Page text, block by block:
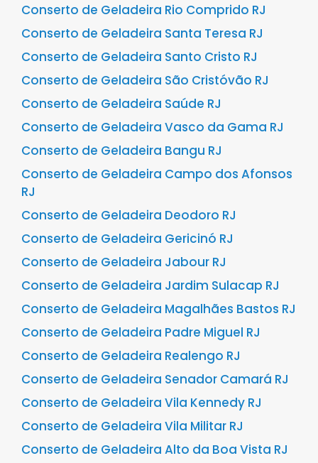
Conserto de Geladeira Rio Comprido RJ
Conserto de Geladeira Santa Teresa RJ
Conserto de Geladeira Santo Cristo RJ
Conserto de Geladeira São Cristóvão RJ
Conserto de Geladeira Saúde RJ
Conserto de Geladeira Vasco da Gama RJ
Conserto de Geladeira Bangu RJ
Conserto de Geladeira Campo dos Afonsos
RJ
Conserto de Geladeira Deodoro RJ
Conserto de Geladeira Gericinó RJ
Conserto de Geladeira Jabour RJ
Conserto de Geladeira Jardim Sulacap RJ
Conserto de Geladeira Magalhães Bastos RJ
Conserto de Geladeira Padre Miguel RJ
Conserto de Geladeira Realengo RJ
Conserto de Geladeira Senador Camará RJ
Conserto de Geladeira Vila Kennedy RJ
Conserto de Geladeira Vila Militar RJ
Conserto de Geladeira Alto da Boa Vista RJ